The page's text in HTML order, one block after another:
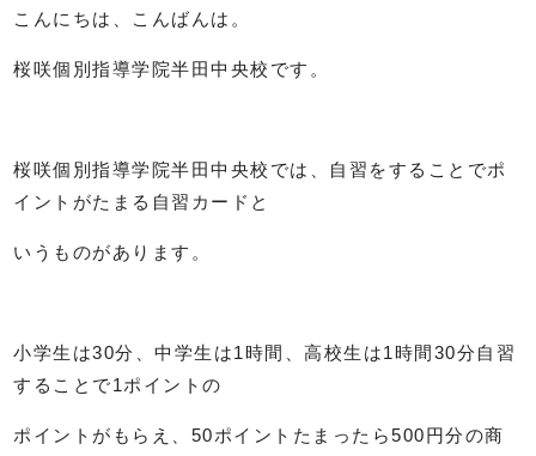
こんにちは、こんばんは。
桜咲個別指導学院半田中央校です。
桜咲個別指導学院半田中央校では、自習をすることでポ
イントがたまる自習カードと
いうものがあります。
小学生は30分、中学生は1時間、高校生は1時間30分自習
することで1ポイントの
ポイントがもらえ、 50ポイントたまったら500円分の商